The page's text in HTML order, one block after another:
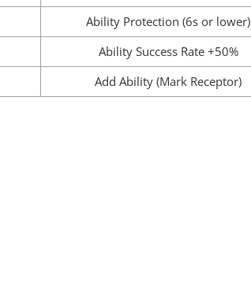
Ability Protection (6s or lower)
Ability Success Rate +50%
Add Ability (Mark Receptor)